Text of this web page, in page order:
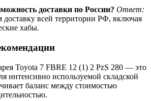
доставки по России? Ответ:
всей территории РФ, включая
хабы.
Toyota 7 FBRE 12 (1) 2 PzS 280 — это
интенсивно используемой складской
баланс между стоимостью